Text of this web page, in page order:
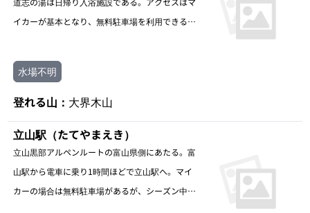
イカーが基本となり、無料駐車場を利用できる。
ない。
水場不明
登れる山： 大界木山
立山駅（たてやまえき）
立山黒部アルペンルートの富山県側にあたる。富
山駅から電車に乗り1時間ほどで立山駅へ。マイ
カーの場合は無料駐車場があるが、シーズン中は